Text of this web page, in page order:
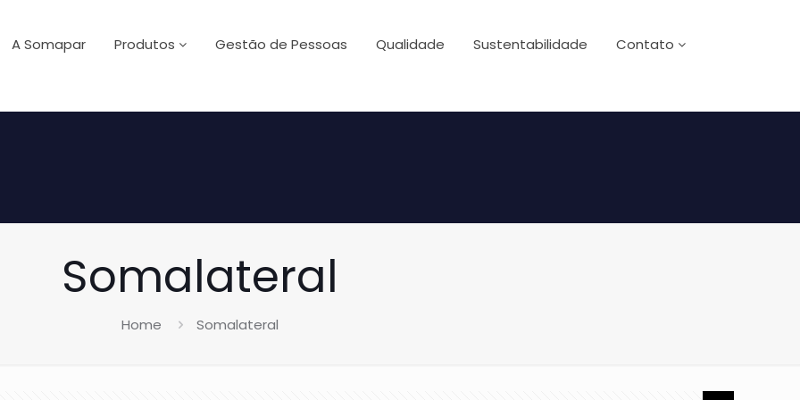
A Somapar Produtos Gestão de Pessoas Qualidade Sustentabilidade Contato
Somalateral
Home Somalateral